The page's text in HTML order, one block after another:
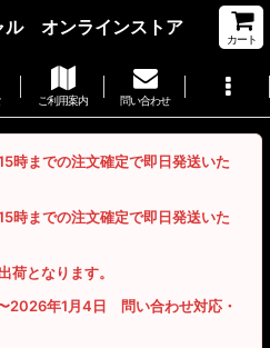
ル オンラインストア
カート
ご利用案内 問い合わせ
時までの注文確定で即日発送いた
時までの注文確定で即日発送いた
荷となります。
2026年1月4日 問い合わせ対応・